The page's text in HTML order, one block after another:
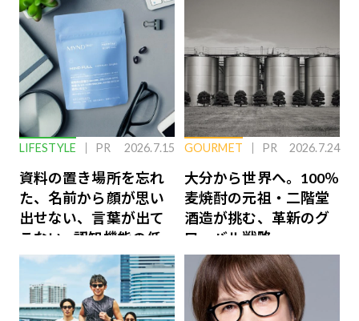
LIFESTYLE PR 2026.7.15
資料の置き場所を忘れ
た、名前から顔が思い
出せない、言葉が出て
こない…認知機能の低
下を救う、脳のインナ
ーケアとは
GOURMET PR 2026.7.24
大分から世界へ。100％
麦焼酎の元祖・二階堂
酒造が挑む、革新のグ
ローバル戦略